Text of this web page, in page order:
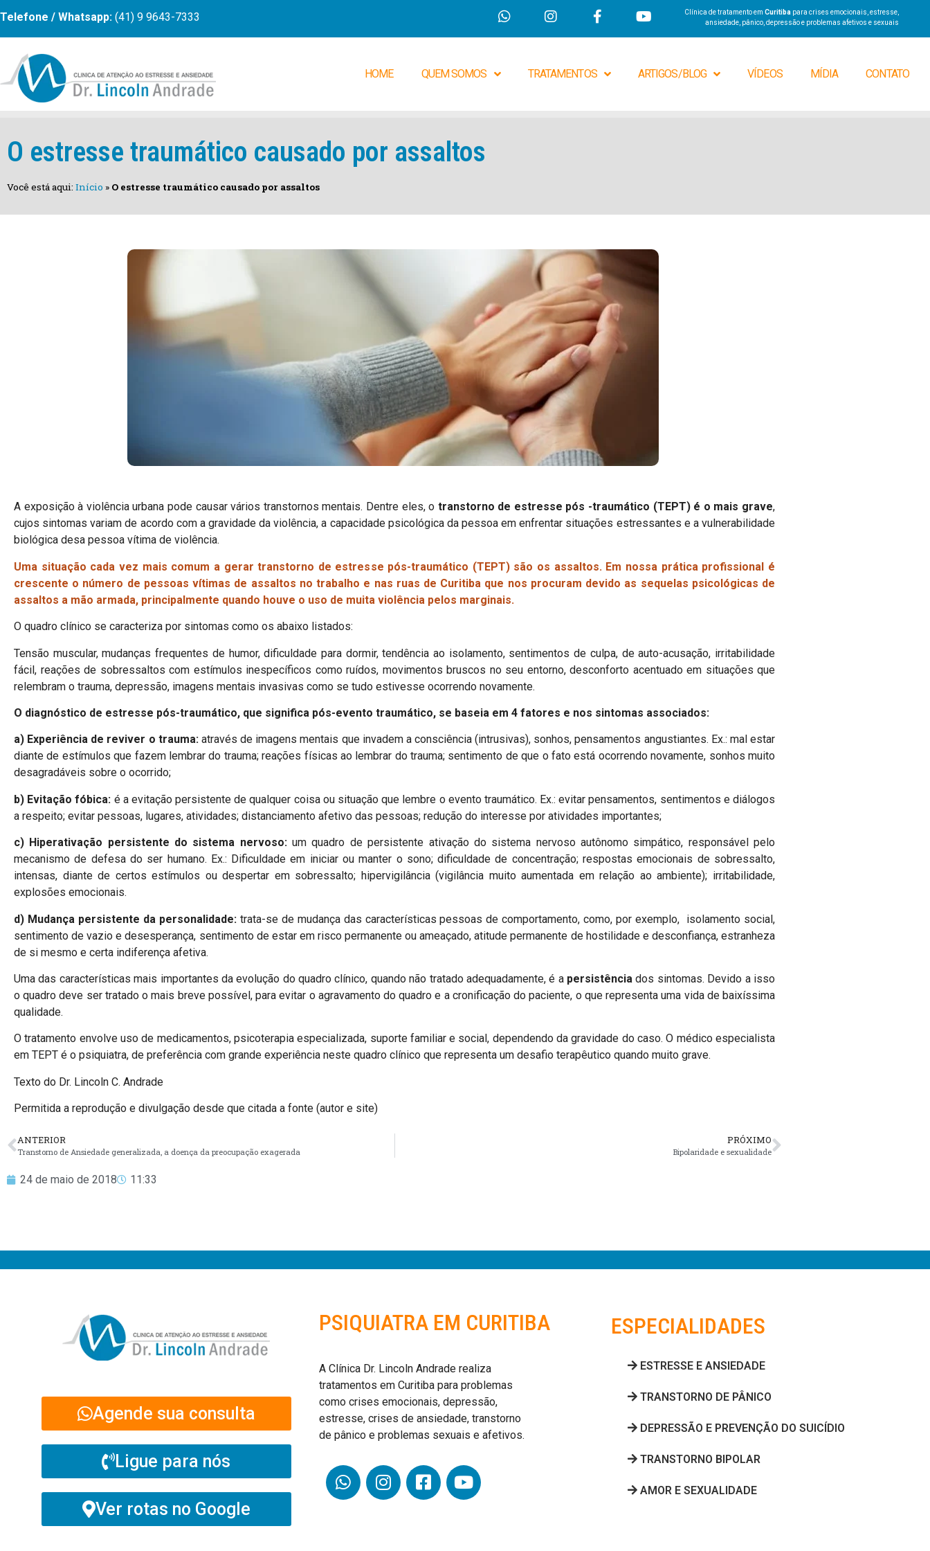
Telefone / Whatsapp: (41) 9 9643-7333 Clínica de tratamento emCuritiba para crises emocionais, estresse,
ansiedade, pânico, depressão e problemas afetivos e sexuais
HOME QUEM SOMOS TRATAMENTOS ARTIGOS/BLOG VÍDEOS MÍDIA CONTATO
O estresse traumático causado por assaltos
Você está aqui: Início » O estresse traumático causado por assaltos
A exposição à violência urbana pode causar vários transtornos mentais. Dentre eles, o transtorno de estresse pós -traumático (TEPT) é o mais grave,
cujos sintomas variam de acordo com a gravidade da violência, a capacidade psicológica da pessoa em enfrentar situações estressantes e a vulnerabilidade
biológica desa pessoa vítima de violência.
Uma situação cada vez mais comum a gerar transtorno de estresse pós-traumático (TEPT) são os assaltos. Em nossa prática profissional é
crescente o número de pessoas vítimas de assaltos no trabalho e nas ruas de Curitiba que nos procuram devido as sequelas psicológicas de
assaltos a mão armada, principalmente quando houve o uso de muita violência pelos marginais.
O quadro clínico se caracteriza por sintomas como os abaixo listados:
Tensão muscular, mudanças frequentes de humor, dificuldade para dormir, tendência ao isolamento, sentimentos de culpa, de auto-acusação, irritabilidade
fácil, reações de sobressaltos com estímulos inespecíficos como ruídos, movimentos bruscos no seu entorno, desconforto acentuado em situações que
relembram o trauma, depressão, imagens mentais invasivas como se tudo estivesse ocorrendo novamente.
O diagnóstico de estresse pós-traumático, que significa pós-evento traumático, se baseia em 4 fatores e nos sintomas associados:
a) Experiência de reviver o trauma:através de imagens mentais que invadem a consciência (intrusivas), sonhos, pensamentos angustiantes. Ex.: mal estar
diante de estímulos que fazem lembrar do trauma; reações físicas ao lembrar do trauma; sentimento de que o fato está ocorrendo novamente, sonhos muito
desagradáveis sobre o ocorrido;
b) Evitação fóbica: é a evitação persistente de qualquer coisa ou situação que lembre o evento traumático. Ex.: evitar pensamentos, sentimentos e diálogos
a respeito; evitar pessoas, lugares, atividades; distanciamento afetivo das pessoas; redução do interesse por atividades importantes;
c) Hiperativação persistente do sistema nervoso:um quadro de persistente ativação do sistema nervoso autônomo simpático, responsável pelo
mecanismo de defesa do ser humano. Ex.: Dificuldade em iniciar ou manter o sono; dificuldade de concentração; respostas emocionais de sobressalto,
intensas, diante de certos estímulos ou despertar em sobressalto; hipervigilância (vigilância muito aumentada em relação ao ambiente); irritabilidade,
explosões emocionais.
d) Mudança persistente da personalidade: trata-se de mudança das características pessoas de comportamento, como, por exemplo, isolamento social,
sentimento de vazio e desesperança, sentimento de estar em risco permanente ou ameaçado, atitude permanente de hostilidade e desconfiança, estranheza
de si mesmo e certa indiferença afetiva.
Uma das características mais importantes da evolução do quadro clínico, quando não tratado adequadamente, é a persistência dos sintomas. Devido a isso
o quadro deve ser tratado o mais breve possível, para evitar o agravamento do quadro e a cronificação do paciente, o que representa uma vida de baixíssima
qualidade.
O tratamento envolve uso de medicamentos, psicoterapia especializada, suporte familiar e social, dependendo da gravidade do caso. O médico especialista
em TEPT é o psiquiatra, de preferência com grande experiência neste quadro clínico que representa um desafio terapêutico quando muito grave.
Texto do Dr. Lincoln C. Andrade
Permitida a reprodução e divulgação desde que citada a fonte (autor e site)
ANTERIOR
Transtorno de Ansiedade generalizada, a doença da preocupação exagerada
PRÓXIMO
Bipolaridade e sexualidade
24 de maio de 2018 11:33
Agende sua consulta
Ligue para nós
Ver rotas no Google
PSIQUIATRA EM CURITIBA
A Clínica Dr. Lincoln Andrade realiza
tratamentos em Curitiba para problemas
como crises emocionais, depressão,
estresse, crises de ansiedade, transtorno
de pânico e problemas sexuais e afetivos.
ESPECIALIDADES
ESTRESSE E ANSIEDADE
TRANSTORNO DE PÂNICO
DEPRESSÃO E PREVENÇÃO DO SUICÍDIO
TRANSTORNO BIPOLAR
AMOR E SEXUALIDADE